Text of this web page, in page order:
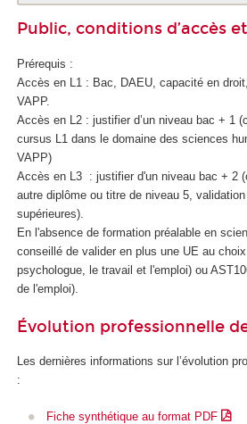
Public, conditions d’accès
Prérequis :
Accès en L1 : Bac, DAEU, capacité en
VAPP.
Accès en L2 : justifier d’un niveau bac + 1
cursus L1 dans le domaine des sciences
VAPP)
Accès en L3 : justifier d'un niveau bac + 2
autre diplôme ou titre de niveau 5,
supérieures).
En l'absence de formation préalable en
conseillé de valider en plus une UE au
psychologue, le travail et l'emploi) ou
de l'emploi).
Évolution professionnelle
Les dernières informations sur l’évolution
:
Fiche synthétique au format PDF